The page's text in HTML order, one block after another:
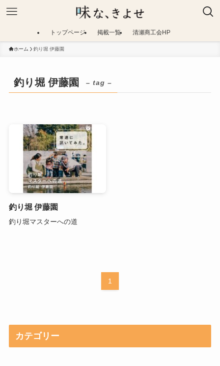
トップページ 掲載一覧 清瀬商工会HP
ホーム 釣り堀 伊藤園
釣り堀 伊藤園 – tag –
釣り堀 伊藤園
釣り堀マスターへの道
1
カテゴリー